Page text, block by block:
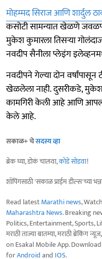
मोहम्मद सिराज आणि शार्दुल
कसोटी सामन्यात खेळणे
मुकेश कुमारला तिसऱ्या
नवदीप सैनीला प्लेइंग
नवदीपने गेल्या दोन वर्षांपासून
खेळलेला नाही. दुसरीकडे,
कामगिरी केली आहे आणि
केले आहे.
सकाळ+ चेसदस्य व्हा
ब्रेक घ्या, डोकं चालवा,कोडे सोडवा!
शॉपिंगसाठी 'सकाळ प्राईम डील्स'च्या
Read latestMarathi news,
Maharashtra News. Breaking
Politics, Entertainment, Sports,
मराठी ताज्या बातम्या, मराठी ब्रेकिंग
on Esakal Mobile App.
forAndroidand IOS.